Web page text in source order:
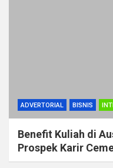
ADVERTORIAL BISNIS
Benefit Kuliah di
Prospek Karir